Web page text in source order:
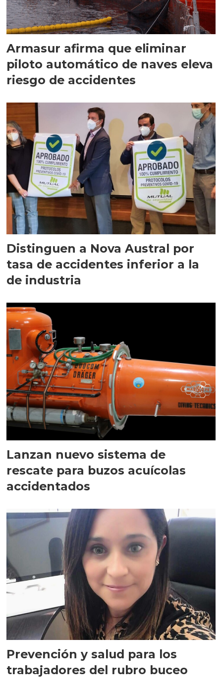
Armasur afirma que eliminar
piloto automático de naves eleva
riesgo de accidentes
Distinguen a Nova Austral por
tasa de accidentes inferior a la
de industria
Lanzan nuevo sistema de
rescate para buzos acuícolas
accidentados
Prevención y salud para los
trabajadores del rubro buceo